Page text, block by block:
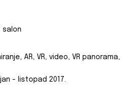
salon
AR, VR, video, VR panorama,
- listopad 2017.